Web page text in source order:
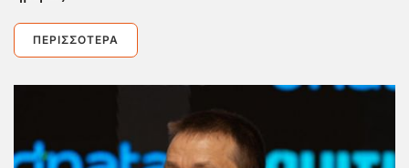
ΠΕΡΙΣΣΌΤΕΡΑ